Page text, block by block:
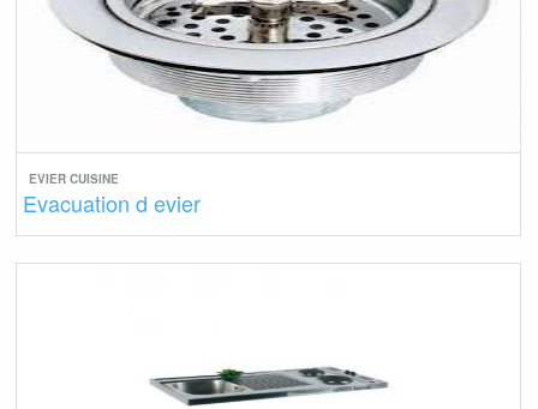
EVIER CUISINE
Evacuation d evier